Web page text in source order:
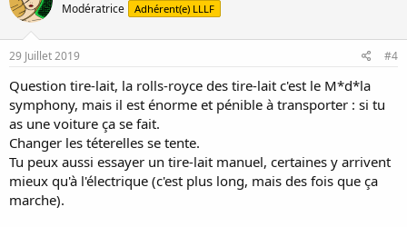
Modératrice Adhérent(e) LLLF
29 Juillet 2019 #4
Question tire-lait, la rolls-royce des tire-lait c'est le M*d*la
symphony, mais il est énorme et pénible à transporter : si tu
as une voiture ça se fait.
Changer les téterelles se tente.
Tu peux aussi essayer un tire-lait manuel, certaines y arrivent
mieux qu'à l'électrique (c'est plus long, mais des fois que ça
marche).